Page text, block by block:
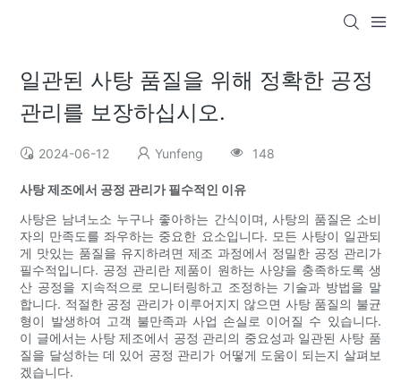
일관된 사탕 품질을 위해 정확한 공정
관리를 보장하십시오.
2024-06-12 Yunfeng 148
사탕 제조에서 공정 관리가 필수적인 이유
사탕은 남녀노소 누구나 좋아하는 간식이며, 사탕의 품질은 소비
자의 만족도를 좌우하는 중요한 요소입니다. 모든 사탕이 일관되
게 맛있는 품질을 유지하려면 제조 과정에서 정밀한 공정 관리가
필수적입니다. 공정 관리란 제품이 원하는 사양을 충족하도록 생
산 공정을 지속적으로 모니터링하고 조정하는 기술과 방법을 말
합니다. 적절한 공정 관리가 이루어지지 않으면 사탕 품질의 불균
형이 발생하여 고객 불만족과 사업 손실로 이어질 수 있습니다.
이 글에서는 사탕 제조에서 공정 관리의 중요성과 일관된 사탕 품
질을 달성하는 데 있어 공정 관리가 어떻게 도움이 되는지 살펴보
겠습니다.